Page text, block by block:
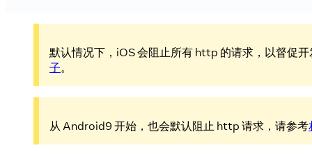
默认情况下，iOS 会阻止所有 http 的请求，以督促
子。
从 Android9 开始，也会默认阻止 http 请求，请参考